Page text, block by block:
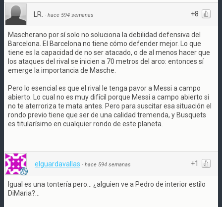
+8
LR. · hace 594 semanas
Mascherano por sí solo no soluciona la debilidad defensiva del
Barcelona. El Barcelona no tiene cómo defender mejor. Lo que
tiene es la capacidad de no ser atacado, o de al menos hacer que
los ataques del rival se inicien a 70 metros del arco: entonces sí
emerge la importancia de Masche.
Pero lo esencial es que el rival le tenga pavor a Messi a campo
abierto. Lo cual no es muy difícil porque Messi a campo abierto si
no te aterroriza te mata antes. Pero para suscitar esa situación el
rondo previo tiene que ser de una calidad tremenda, y Busquets
es titularísimo en cualquier rondo de este planeta.
+1
elguardavallas · hace 594 semanas
Igual es una tontería pero... ¿alguien ve a Pedro de interior estilo
DiMaria?...